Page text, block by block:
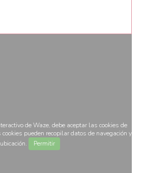
de Waze, debe aceptar las cookies de
pueden recopilar datos de navegación y
ubicación.
Permitir